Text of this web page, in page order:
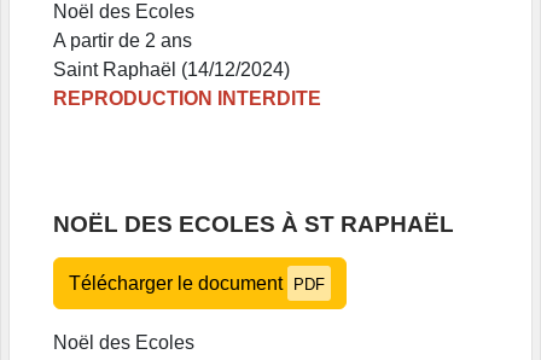
Noël des Ecoles
A partir de 2 ans
Saint Raphaël (14/12/2024)
REPRODUCTION INTERDITE
NOËL DES ECOLES À ST RAPHAËL
Télécharger le document PDF
Noël des Ecoles